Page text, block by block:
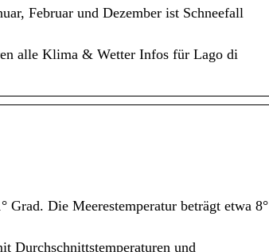
Februar und Dezember ist Schneefall
alle Klima & Wetter Infos für Lago di
Grad. Die Meerestemperatur beträgt etwa 8°
Durchschnittstemperaturen und